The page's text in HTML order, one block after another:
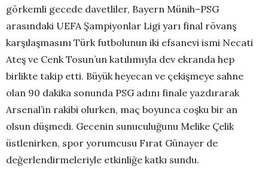
görkemli gecede davetliler, Bayern Münih–PSG
arasındaki UEFA Şampiyonlar Ligi yarı final rövanş
karşılaşmasını Türk futbolunun iki efsanevi ismi Necati
Ateş ve Cenk Tosun’un katılımıyla dev ekranda hep
birlikte takip etti. Büyük heyecan ve çekişmeye sahne
olan 90 dakika sonunda PSG adını finale yazdırarak
Arsenal’in rakibi olurken, maç boyunca coşku bir an
olsun düşmedi. Gecenin sunuculuğunu Melike Çelik
üstlenirken, spor yorumcusu Fırat Günayer de
değerlendirmeleriyle etkinliğe katkı sundu.